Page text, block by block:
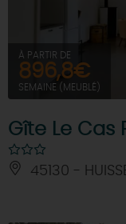
À PARTIR DE
896,8€
SEMAINE (MEUBLÉ)
Gîte Le Cas
45130 -